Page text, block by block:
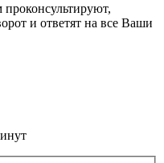
и ответят на все Ваши